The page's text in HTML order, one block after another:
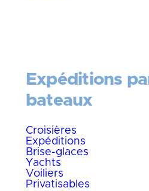
Expéditions
bateaux
Croisières
Expéditions
Brise-glaces
Yachts
Voiliers
Privatisables